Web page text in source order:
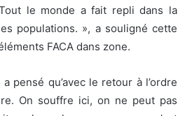
le monde a fait repli dans la
populations. », a souligné cette
FACA dans zone.
pensé qu’avec le retour à l’ordre
On souffre ici, on ne peut pas